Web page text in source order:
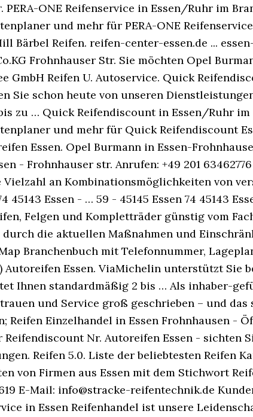
ONE Reifenservice in Essen/Ruhr im
und mehr für PERA-ONE
Bärbel Reifen. reifen-center-essen.de ...
Frohnhauser Str. Sie möchten Opel
GmbH Reifen U. Autoservice. Quick
Sie schon heute von unseren
zu … Quick Reifendiscount in Essen/Ruhr
und mehr für Quick Reifendiscount
Essen. Opel Burmann in Essen-
- Frohnhauser str. Anrufen: +49 201
an Kombinationsmöglichkeiten von
45143 Essen - … 59 - 45145 Essen 74 45143
Felgen und Kompletträder günstig vom
durch die aktuellen Maßnahmen und
Branchenbuch mit Telefonnummer,
Autoreifen Essen. ViaMichelin unterstützt
Ihnen standardmäßig 2 bis … Als inhaber-
und Service groß geschrieben – und das
Reifen Einzelhandel in Essen Frohnhausen -
Nr. Autoreifen Essen - sichten
Reifen 5.0. Liste der beliebtesten Reifen
von Firmen aus Essen mit dem Stichwort
E-Mail: info@stracke-reifentechnik.de
in Essen Reifenhandel ist unsere